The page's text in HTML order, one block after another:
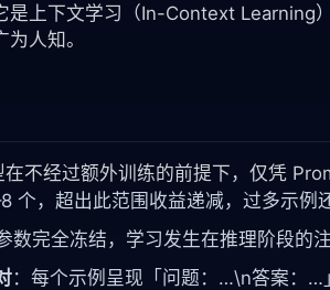
是上下文学习（In-Context Learning
人知。
不经过额外训练的前提下，仅凭
个，超出此范围收益递减，过多示例
数完全冻结，学习发生在推理阶段的
：每个示例呈现「问题：…\n答案：…